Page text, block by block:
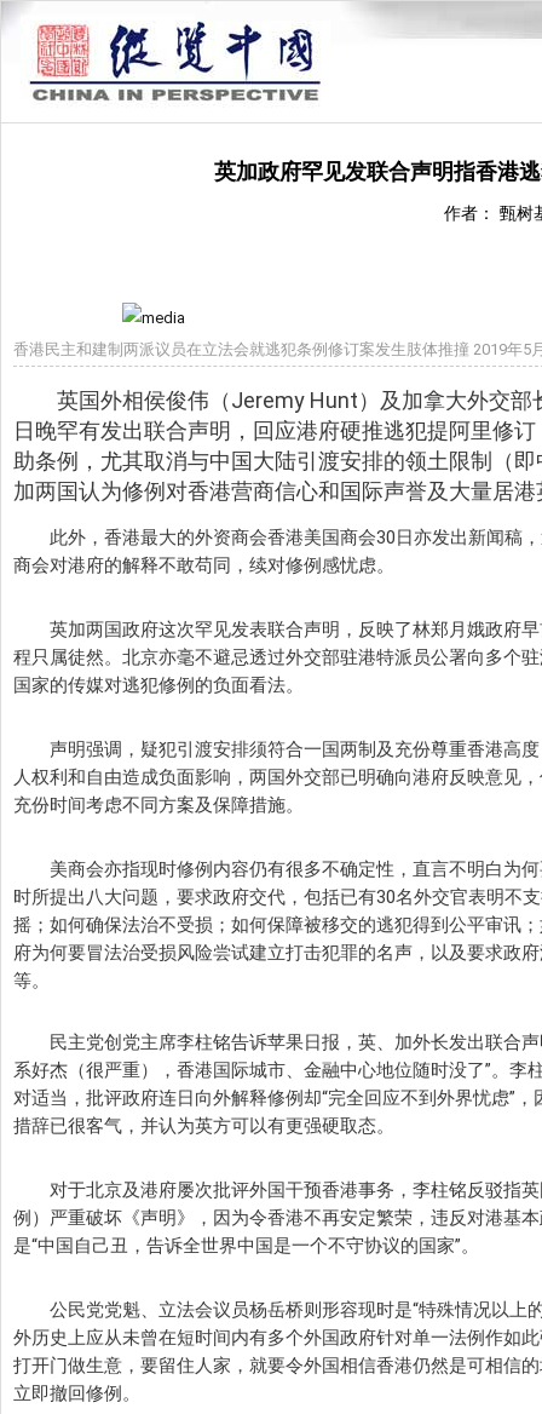
英加政府罕见发联合声明指香港
作者： 甄树
香港民主和建制两派议员在立法会就逃犯条例修订案发生肢体推撞 2019年5
英国外相侯俊伟（Jeremy Hunt）及加拿大外交
日晚罕有发出联合声明，回应港府硬推逃犯提阿里修
助条例，尤其取消与中国大陆引渡安排的领土限制（
加两国认为修例对香港营商信心和国际声誉及大量居
此外，香港最大的外资商会香港美国商会30日亦发出新闻稿
商会对港府的解释不敢苟同，续对修例感忧虑。
英加两国政府这次罕见发表联合声明，反映了林郑月娥政府
程只属徒然。北京亦毫不避忌透过外交部驻港特派员公署向多个
国家的传媒对逃犯修例的负面看法。
声明强调，疑犯引渡安排须符合一国两制及充份尊重香港高
人权利和自由造成负面影响，两国外交部已明确向港府反映意见
充份时间考虑不同方案及保障措施。
美商会亦指现时修例内容仍有很多不确定性，直言不明白为
时所提出八大问题，要求政府交代，包括已有30名外交官表明不
摇；如何确保法治不受损；如何保障被移交的逃犯得到公平审讯
府为何要冒法治受损风险尝试建立打击犯罪的名声，以及要求政
等。
民主党创党主席李柱铭告诉苹果日报，英、加外长发出联合
系好杰（很严重），香港国际城市、金融中心地位随时没了”。
对适当，批评政府连日向外解释修例却“完全回应不到外界忧虑”
措辞已很客气，并认为英方可以有更强硬取态。
对于北京及港府屡次批评外国干预香港事务，李柱铭反驳指
例）严重破坏《声明》，因为令香港不再安定繁荣，违反对港基
是“中国自己丑，告诉全世界中国是一个不守协议的国家”。
公民党党魁、立法会议员杨岳桥则形容现时是“特殊情况以上
外历史上应从未曾在短时间内有多个外国政府针对单一法例作如
打开门做生意，要留住人家，就要令外国相信香港仍然是可相信
立即撤回修例。